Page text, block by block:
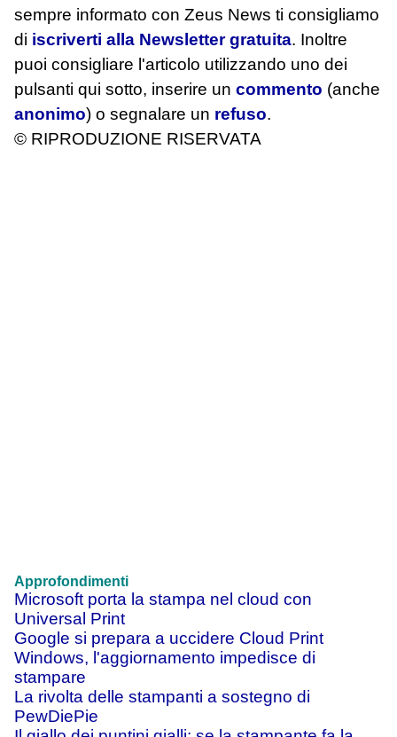
sempre informato con Zeus News ti consigliamo
di iscriverti alla Newsletter gratuita. Inoltre
puoi consigliare l'articolo utilizzando uno dei
pulsanti qui sotto, inserire un commento (anche
anonimo) o segnalare un refuso.
© RIPRODUZIONE RISERVATA
Approfondimenti
Microsoft porta la stampa nel cloud con
Universal Print
Google si prepara a uccidere Cloud Print
Windows, l'aggiornamento impedisce di
stampare
La rivolta delle stampanti a sostegno di
PewDiePie